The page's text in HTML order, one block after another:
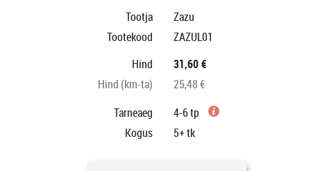
Tootja
Zazu
Tootekood
ZAZUL01
Hind
31,60 €
Hind (km-ta)
25,48 €
Tarneaeg
4-6 tp
Kogus
5+tk